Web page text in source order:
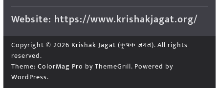
Website: https://www.krishakjagat.org/
Copyright © 2026 Krishak Jagat (कृषक जगत). All rights
reserved.
Theme: ColorMag Pro by ThemeGrill. Powered by
WordPress.